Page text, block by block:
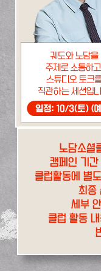
노담소셜
캠페인 기
클럽활동에 별
최종
세부
클럽 활동